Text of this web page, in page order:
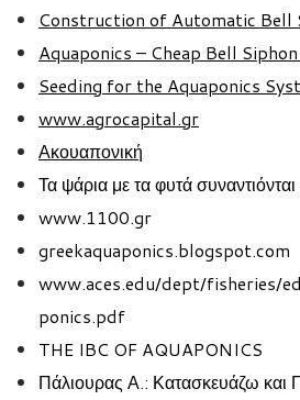
Construction of Automatic Bell
Aquaponics – Cheap Bell
Seeding for the Aquaponics
www.agrocapital.gr
Ακουαπονική
Τα ψάρια με τα φυτά
www.1100.gr
greekaquaponics.blogspot.com
www.aces.edu/dept/fisheries/
ponics.pdf
THE IBC OF AQUAPONICS
Πάλιουρας Α.: Κατασκευάζω και